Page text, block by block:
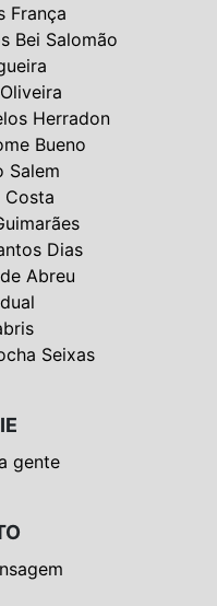
França
Bei Salomão
Herradon
Bueno
Salem
Dias
Abreu
Seixas
gente